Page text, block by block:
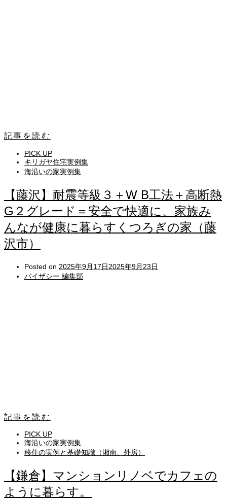
記事を読む
PICK UP
キリガヤ住宅実例集
海沿いの家実例集
【藤沢】耐震等級３＋W B工法＋高断熱
G２グレード＝安全で快適に、家族み
んなが健康に暮らすくつろぎの家（藤
沢市）
Posted on 2025年9月17日2025年9月23日
バイザシー 編集部
記事を読む
PICK UP
海沿いの家実例集
移住の実例と基礎知識（湘南、外房）
【鎌倉】マンションリノベでカフェの
ように暮らす。